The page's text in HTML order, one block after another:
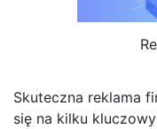
Skuteczna reklama
się na kilku